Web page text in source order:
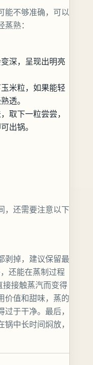
能不够准确，可以
熟：
深，呈现出明亮
米粒，如果能轻
透。
取下一粒尝尝，
出锅。
，还需要注意以下
剥掉，建议保留最
还能在蒸制过程
接接触蒸汽而变得
价值和甜味，蒸的
于干净。最后，
中长时间焖放，